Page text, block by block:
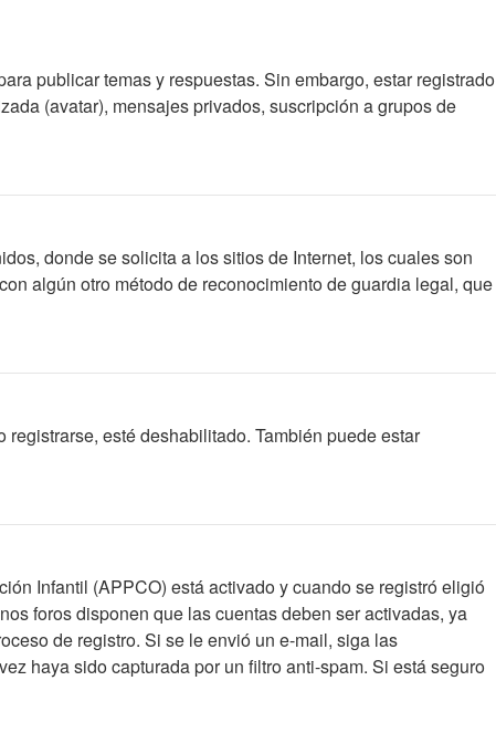
publicar temas y respuestas. Sin embargo, estar registrado
(avatar), mensajes privados, suscripción a grupos de
donde se solicita a los sitios de Internet, los cuales son
algún otro método de reconocimiento de guardia legal, que
esté deshabilitado. También puede estar
Infantil (APPCO) está activado y cuando se registró eligió
foros disponen que las cuentas deben ser activadas, ya
de registro. Si se le envió un e-mail, siga las
haya sido capturada por un filtro anti-spam. Si está seguro